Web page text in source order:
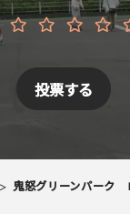
開/任意）
鬼怒グリーンパーク